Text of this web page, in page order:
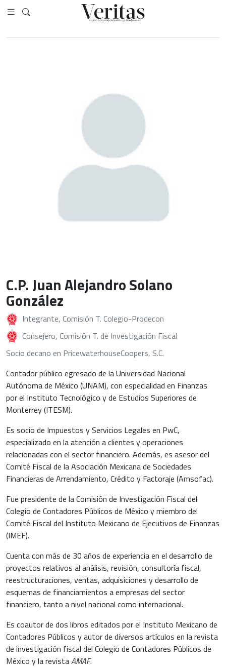
C.P. Juan Alejandro Solano
González
Integrante, Comisión T. Colegio-Prodecon
Consejero, Comisión T. de Investigación Fiscal
Socio decano en PricewaterhouseCoopers, S.C.
Contador público egresado de la Universidad Nacional
Autónoma de México (UNAM), con especialidad en Finanzas
por el Instituto Tecnológico y de Estudios Superiores de
Monterrey (ITESM).
Es socio de Impuestos y Servicios Legales en PwC,
especializado en la atención a clientes y operaciones
relacionadas con el sector financiero. Además, es asesor del
Comité Fiscal de la Asociación Mexicana de Sociedades
Financieras de Arrendamiento, Crédito y Factoraje (Amsofac).
Fue presidente de la Comisión de Investigación Fiscal del
Colegio de Contadores Públicos de México y miembro del
Comité Fiscal del Instituto Mexicano de Ejecutivos de Finanzas
(IMEF).
Cuenta con más de 30 años de experiencia en el desarrollo de
proyectos relativos al análisis, revisión, consultoría fiscal,
reestructuraciones, ventas, adquisiciones y desarrollo de
esquemas de financiamientos a empresas del sector
financiero, tanto a nivel nacional como internacional.
Es coautor de dos libros editados por el Instituto Mexicano de
Contadores Públicos y autor de diversos artículos en la revista
de investigación fiscal del Colegio de Contadores Públicos de
México y la revistaAMAF.